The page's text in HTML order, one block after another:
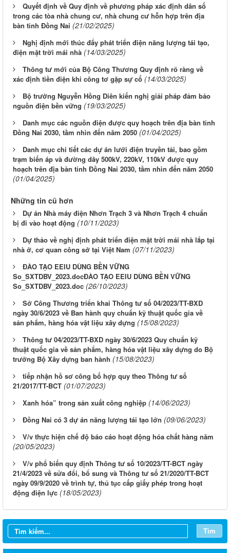
Quyết định về Quy định về phương pháp xác định dân số
trong các tòa nhà chung cư, nhà chung cư hỗn hợp trên địa
bàn tỉnh Đồng Nai (21/02/2025)
Nghị định mới thúc đẩy phát triển điện năng lượng tái tạo,
điện mặt trời mái nhà (14/03/2025)
Thông tư mới của Bộ Công Thương Quy định rõ ràng về
xác định tiền điện khi công tơ gặp sự cố (14/03/2025)
Bộ trưởng Nguyễn Hồng Diên kiến nghị giải pháp đảm bảo
nguồn điện bền vững (19/03/2025)
Danh mục các nguồn điện được quy hoạch trên địa bàn tỉnh
Đồng Nai 2030, tầm nhìn đến năm 2050 (01/04/2025)
Danh mục chi tiết các dự án lưới điện truyền tải, bao gồm
trạm biến áp và đường dây 500kV, 220kV, 110kV được quy
hoạch trên địa bàn tỉnh Đồng Nai 2030, tầm nhìn đến năm 2050
(01/04/2025)
Những tin cũ hơn
Dự án Nhà máy điện Nhơn Trạch 3 và Nhơn Trạch 4 chuẩn
bị đi vào hoạt động (10/11/2023)
Dự thảo về nghị định phát triển điện mặt trời mái nhà lắp tại
nhà ở, cơ quan công sở tại Việt Nam (07/11/2023)
ĐÀO TẠO EEIU DÙNG BỀN VỮNG
So_SXTDBV_2023.docĐÀO TẠO EEIU DÙNG BỀN VỮNG
So_SXTDBV_2023.doc (26/10/2023)
Sở Công Thương triển khai Thông tư số 04/2023/TT-BXD
ngày 30/6/2023 về Ban hành quy chuẩn kỹ thuật quốc gia về
sản phẩm, hàng hóa vật liệu xây dựng (15/08/2023)
Thông tư 04/2023/TT-BXD ngày 30/6/2023 Quy chuẩn kỹ
thuật quốc gia về sản phẩm, hàng hóa vật liệu xây dựng do Bộ
trưởng Bộ Xây dựng ban hành (15/08/2023)
tiếp nhận hồ sơ công bố hợp quy theo Thông tư số
21/2017/TT-BCT (01/07/2023)
Xanh hóa” trong sản xuất công nghiệp (14/06/2023)
Đồng Nai có 3 dự án năng lượng tái tạo lớn (09/06/2023)
V/v thực hiện chế độ báo cáo hoạt động hóa chất hàng năm
(20/05/2023)
V/v phổ biến quy định Thông tư số 10/2023/TT-BCT ngày
21/4/2023 về sửa đổi, bổ sung và Thông tư số 21/2020/TT-BCT
ngày 09/9/2020 về trình tự, thủ tục cấp giấy phép trong hoạt
động điện lực (18/05/2023)
Tìm